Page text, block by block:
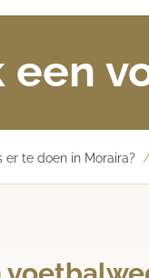
een
er te doen in Moraira?